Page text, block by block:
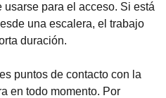
usarse para el acceso. Si está
una escalera, el trabajo
duración.
puntos de contacto con la
en todo momento. Por